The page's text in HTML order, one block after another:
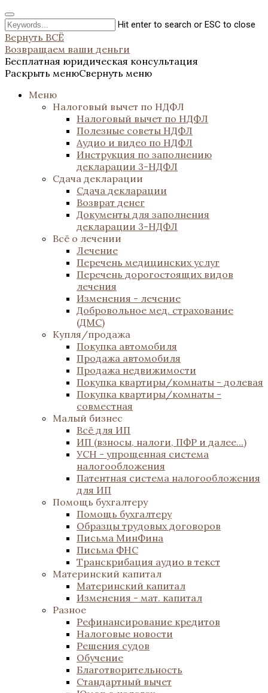
Hit enter to search or ESC to close
Вернуть ВСЁ
Возвращаем ваши деньги
Бесплатная юридическая консультация
Раскрыть менюСвернуть меню
Меню
Налоговый вычет по НДФЛ
Налоговый вычет по НДФЛ
Полезные советы НДФЛ
Аудио и видео по НДФЛ
Инструкция по заполнению
декларации 3-НДФЛ
Сдача декларации
Сдача декларации
Возврат денег
Документы для заполнения
декларации 3-НДФЛ
Всё о лечении
Лечение
Перечень медицинских услуг
Перечень дорогостоящих видов
лечения
Изменения - лечение
Добровольное мед. страхование
(ДМС)
Купля/продажа
Покупка автомобиля
Продажа автомобиля
Продажа недвижимости
Покупка квартиры/комнаты - долевая
Покупка квартиры/комнаты -
совместная
Малый бизнес
Всё для ИП
ИП (взносы, налоги, ПФР и далее...)
УСН - упрощенная система
налогообложения
Патентная система налогообложения
для ИП
Помощь бухгалтеру
Помощь бухгалтеру
Образцы трудовых договоров
Письма МинФина
Письма ФНС
Транскрибация аудио в текст
Материнский капитал
Материнский капитал
Изменения - мат. капитал
Разное
Рефинансирование кредитов
Налоговые новости
Решения судов
Обучение
Благотворительность
Стандартный вычет